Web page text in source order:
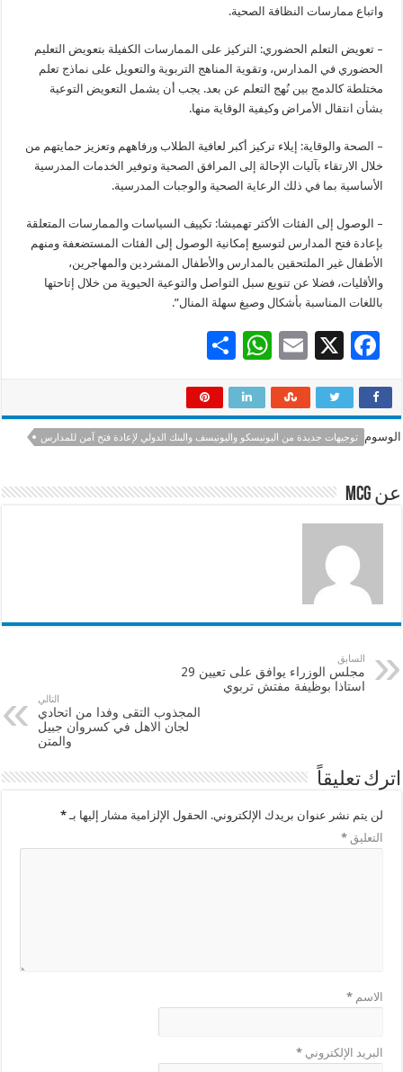
واتباع ممارسات النظافة الصحية.
– تعويض التعلم الحضوري: التركيز على الممارسات الكفيلة بتعويض التعليم
الحضوري في المدارس، وتقوية المناهج التربوية والتعويل على نماذج تعلم
مختلطة كالدمج بين نُهج التعلم عن بعد. يجب أن يشمل التعويض التوعية
بشأن انتقال الأمراض وكيفية الوقاية منها.
– الصحة والوقاية: إيلاء تركيز أكبر لعافية الطلاب ورفاههم وتعزيز حمايتهم من
خلال الارتقاء بآليات الإحالة إلى المرافق الصحية وتوفير الخدمات المدرسية
الأساسية بما في ذلك الرعاية الصحية والوجبات المدرسية.
– الوصول إلى الفئات الأكثر تهميشا: تكييف السياسات والممارسات المتعلقة
بإعادة فتح المدارس لتوسيع إمكانية الوصول إلى الفئات المستضعفة ومنهم
الأطفال غير الملتحقين بالمدارس والأطفال المشردين والمهاجرين،
والأقليات، فضلا عن تنويع سبل التواصل والتوعية الحيوية من خلال إتاحتها
باللغات المناسبة بأشكال وصيغ سهلة المنال”.
F
e
b
o
k
X
E
ai
l
W
at
sA
p
ar
e
الوسوم توجيهات جديدة من اليونيسكو واليونيسف والبنك الدولي لإعادة فتح آمن للمدارس
عن mcg
السابق
مجلس الوزراء يوافق على تعيين 29
استاذا بوظيفة مفتش تربوي
التالي
المجذوب التقى وفدا من اتحادي
لجان الاهل في كسروان جبيل
والمتن
اترك تعليقاً
لن يتم نشر عنوان بريدك الإلكتروني. الحقول الإلزامية مشار إليها بـ*
التعليق*
الاسم*
البريد الإلكتروني*